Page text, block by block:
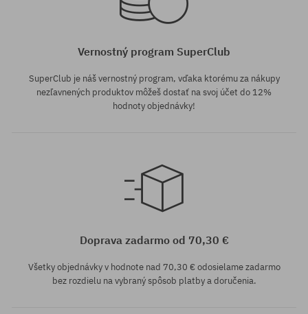
Vernostný program SuperClub
SuperClub je náš vernostný program, vďaka ktorému za nákupy
nezľavnených produktov môžeš dostať na svoj účet do 12%
hodnoty objednávky!
Doprava zadarmo od 70,30 €
Všetky objednávky v hodnote nad 70,30 € odosielame zadarmo
bez rozdielu na vybraný spôsob platby a doručenia.